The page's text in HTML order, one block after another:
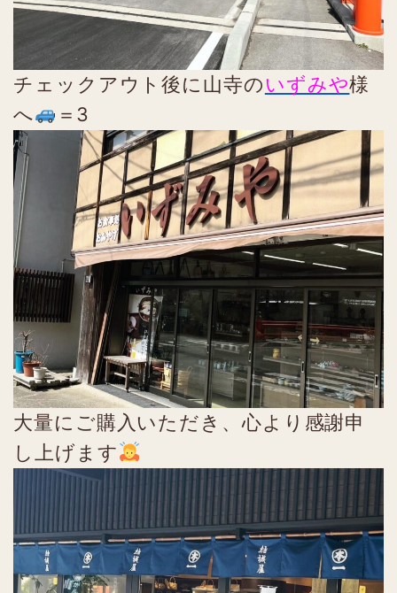
チェックアウト後に山寺のいずみや様
へ
＝3
大量にご購入いただき、心より感謝申
し上げます